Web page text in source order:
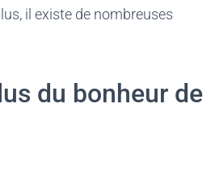
il existe de nombreuses
du bonheur de